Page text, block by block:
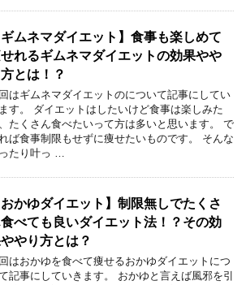
ギムネマダイエット】食事も楽しめて
れるギムネマダイエットの効果やや
方とは！？
はギムネマダイエットのについて記事にしてい
す。 ダイエットはしたいけど食事は楽しみた
たくさん食べたいって方は多いと思います。 で
ば食事制限もせずに痩せたいものです。 そんな
たり叶っ …
おかゆダイエット】制限無しでたくさ
食べても良いダイエット法！？その効
やり方とは？
はおかゆを食べて痩せるおかゆダイエットにつ
記事にしていきます。 おかゆと言えば風邪を引